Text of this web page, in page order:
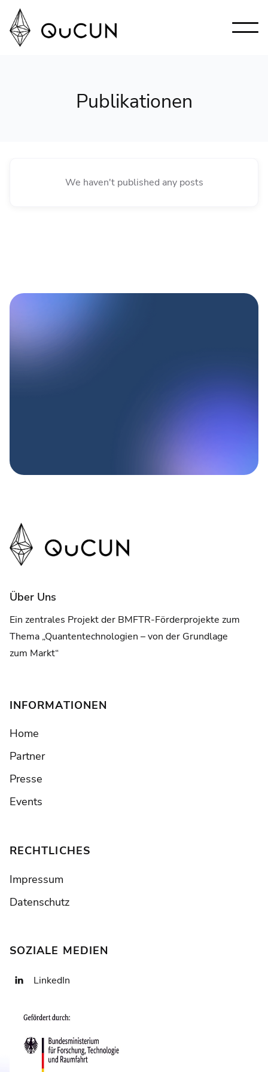
Publikationen
We haven't published any posts
Über Uns
Ein zentrales Projekt der BMFTR-Förderprojekte zum
Thema „Quantentechnologien – von der Grundlage
zum Markt“
INFORMATIONEN
Home
Partner
Presse
Events
RECHTLICHES
Impressum
Datenschutz
SOZIALE MEDIEN
 LinkedIn